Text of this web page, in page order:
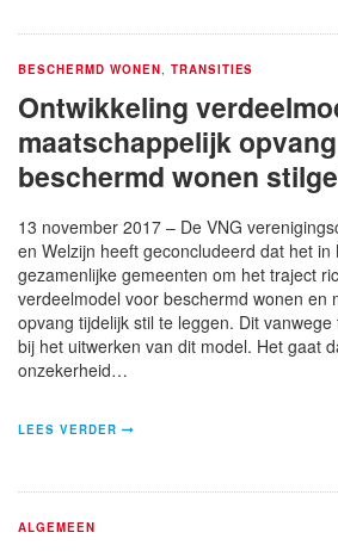
BESCHERMD WONEN TRANSITIES
Ontwikkeling
maatschappelijk
beschermd wonen
13 november 2017 – De VNG
en Welzijn heeft geconcludeerd dat het
gezamenlijke gemeenten om het traject
verdeelmodel voor beschermd wonen en
opvang tijdelijk stil te leggen. Dit
bij het uitwerken van dit model. Het gaat
onzekerheid…
LEES VERDER
ALGEMEEN